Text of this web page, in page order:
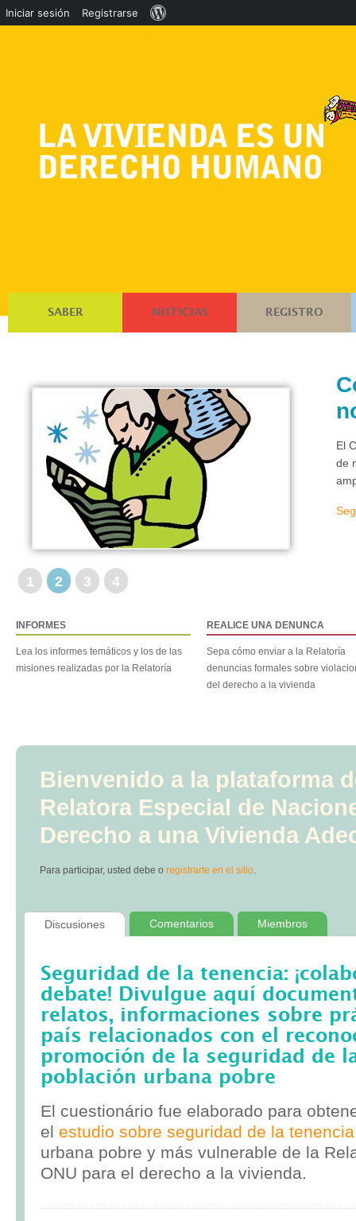
SABER NOTICIAS REGISTRO
El
de
1 2 3 4
INFORMES
Lea los informes temáticos y los de las
misiones realizadas por la Relatoría
REALICE UNA DENUNCA
Sepa cómo enviar a la Relatoría
denuncias formales sobre
del derecho a la vivienda
Bienvenido a la plataforma
Relatora Especial de
Derecho a una Vivienda
Para participar, usted debe o registrarte en el sitio.
Discusiones Comentarios Miembros
Seguridad de la tenencia:
debate! Divulgue aquí
relatos, informaciones sobre
país relacionados con el
promoción de la seguridad de
población urbana pobre
El cuestionário fue elaborado para
el estudio sobre seguridad de la tenencia
urbana pobre y más vulnerable de la
ONU para el derecho a la vivienda.
Iniciar sesión Registrarse